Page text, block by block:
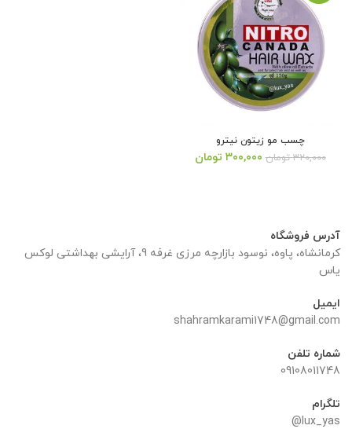
چسب مو زیتون نیترو
۳۲۰,۰۰۰ تومان قیمت
۳۰۰,۰۰۰ تومان
آدرس فروشگاه
کرمانشاه، پاوه، نوسود بازارچه مرزی غرفه 9، آرایشی بهداشتی لوکس
یاس
ایمیل
shahramkarami1748@gmail.com
شماره تلفن
09108011748
تلگرام
lux_yas@